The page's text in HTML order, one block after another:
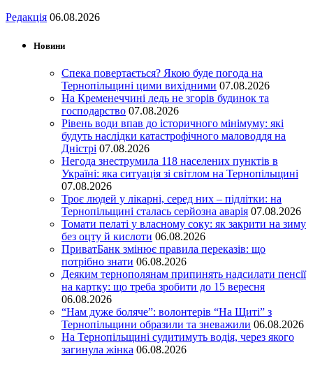
Редакція 06.08.2026
Новини
Спека повертається? Якою буде погода на
Тернопільщині цими вихідними 07.08.2026
На Кременеччині ледь не згорів будинок та
господарство 07.08.2026
Рівень води впав до історичного мінімуму: які
будуть наслідки катастрофічного маловоддя на
Дністрі 07.08.2026
Негода знеструмила 118 населених пунктів в
Україні: яка ситуація зі світлом на Тернопільщині
07.08.2026
Троє людей у лікарні, серед них – підлітки: на
Тернопільщині сталась серйозна аварія 07.08.2026
Томати пелаті у власному соку: як закрити на зиму
без оцту й кислоти 06.08.2026
ПриватБанк змінює правила переказів: що
потрібно знати 06.08.2026
Деяким тернополянам припинять надсилати пенсії
на картку: що треба зробити до 15 вересня
06.08.2026
“Нам дуже боляче”: волонтерів “На Щиті” з
Тернопільщини образили та зневажили 06.08.2026
На Тернопільщині судитимуть водія, через якого
загинула жінка 06.08.2026